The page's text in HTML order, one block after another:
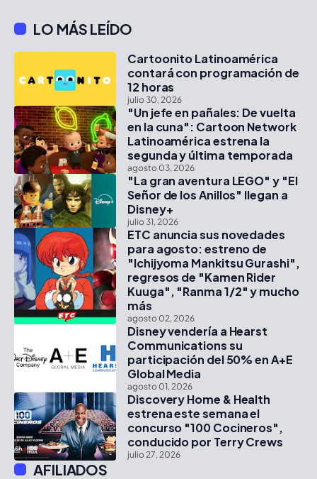
LO MÁS LEÍDO
Cartoonito Latinoamérica
contará con programación de
12 horas
julio 30, 2026
"Un jefe en pañales: De vuelta
en la cuna": Cartoon Network
Latinoamérica estrena la
segunda y última temporada
agosto 03, 2026
"La gran aventura LEGO" y "El
Señor de los Anillos" llegan a
Disney+
julio 31, 2026
ETC anuncia sus novedades
para agosto: estreno de
"Ichijyoma Mankitsu Gurashi",
regresos de "Kamen Rider
Kuuga", "Ranma 1/2" y mucho
más
agosto 02, 2026
Disney vendería a Hearst
Communications su
participación del 50% en A+E
Global Media
agosto 01, 2026
Discovery Home & Health
estrena este semana el
concurso "100 Cocineros",
conducido por Terry Crews
julio 27, 2026
AFILIADOS